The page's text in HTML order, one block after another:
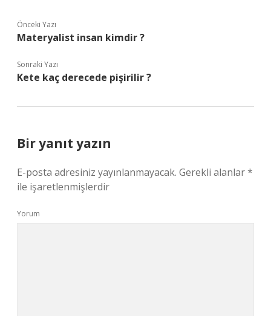
Önceki Yazı
Materyalist insan kimdir ?
Sonraki Yazı
Kete kaç derecede pişirilir ?
Bir yanıt yazın
E-posta adresiniz yayınlanmayacak. Gerekli alanlar*
ile işaretlenmişlerdir
Yorum